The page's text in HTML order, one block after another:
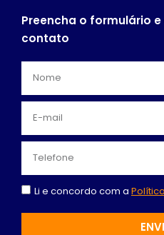
Preencha o formulário
contato
Li e concordo com a